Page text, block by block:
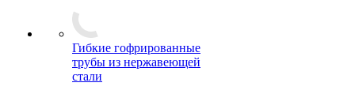
Гибкие гофрированные
трубы из нержавеющей
стали